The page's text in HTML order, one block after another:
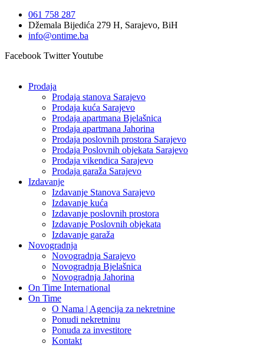
sadržaj
061 758 287
Džemala Bijedića 279 H, Sarajevo, BiH
info@ontime.ba
Facebook TwitterYoutube
Prodaja
Prodaja stanova Sarajevo
Prodaja kuća Sarajevo
Prodaja apartmana Bjelašnica
Prodaja apartmana Jahorina
Prodaja poslovnih prostora Sarajevo
Prodaja Poslovnih objekata Sarajevo
Prodaja vikendica Sarajevo
Prodaja garaža Sarajevo
Izdavanje
Izdavanje Stanova Sarajevo
Izdavanje kuća
Izdavanje poslovnih prostora
Izdavanje Poslovnih objekata
Izdavanje garaža
Novogradnja
Novogradnja Sarajevo
Novogradnja Bjelašnica
Novogradnja Jahorina
On Time International
On Time
O Nama | Agencija za nekretnine
Ponudi nekretninu
Ponuda za investitore
Kontakt